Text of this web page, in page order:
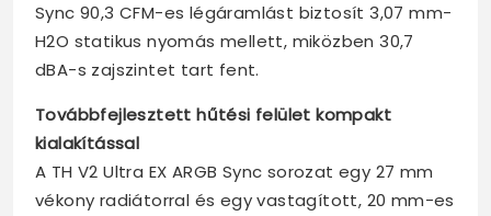
Sync 90,3 CFM-es légáramlást biztosít 3,07 mm-
H2O statikus nyomás mellett, miközben 30,7
dBA-s zajszintet tart fent.
Továbbfejlesztett hűtési felület kompakt
kialakítással
A TH V2 Ultra EX ARGB Sync sorozat egy 27 mm
vékony radiátorral és egy vastagított, 20 mm-es